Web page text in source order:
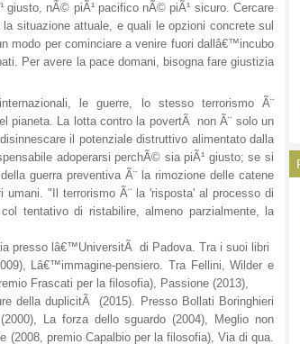
giusto, nÃ© piÃ¹ pacifico nÃ© piÃ¹ sicuro. Cercare
situazione attuale, e quali le opzioni concrete sul
modo per cominciare a venire fuori dallâ€™incubo
Per avere la pace domani, bisogna fare giustizia
le guerre, lo stesso terrorismo Ã¨
pianeta. La lotta contro la povertÃ non Ã¨ solo un
il potenziale distruttivo alimentato dalla
adoperarsi perchÃ© sia piÃ¹ giusto; se si
guerra preventiva Ã¨ la rimozione delle catene
"Il terrorismo Ã¨ la 'risposta' al processo di
tentativo di ristabilire, almeno parzialmente, la
presso lâ€™UniversitÃ di Padova. Tra i suoi libri
Lâ€™immagine-pensiero. Tra Fellini, Wilder e
Frascati per la filosofia), Passione (2013),
della duplicitÃ (2015). Presso Bollati Boringhieri
La forza dello sguardo (2004), Meglio non
premio Capalbio per la filosofia), Via di qua.